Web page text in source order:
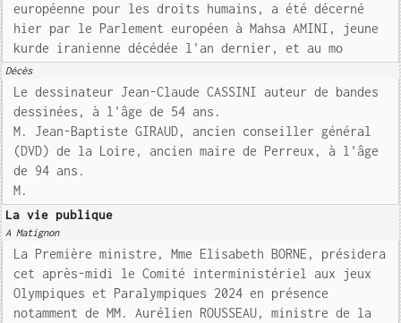
européenne pour les droits humains, a été décerné
hier par le Parlement européen à Mahsa AMINI, jeune
kurde iranienne décédée l'an dernier, et au mo
Décès
Le dessinateur Jean-Claude CASSINI auteur de bandes
dessinées, à l'âge de 54 ans.
M. Jean-Baptiste GIRAUD, ancien conseiller général
(DVD) de la Loire, ancien maire de Perreux, à l'âge
de 94 ans.
M.
La vie publique
A Matignon
La Première ministre, Mme Elisabeth BORNE, présidera
cet après-midi le Comité interministériel aux jeux
Olympiques et Paralympiques 2024 en présence
notamment de MM. Aurélien ROUSSEAU, ministre de la